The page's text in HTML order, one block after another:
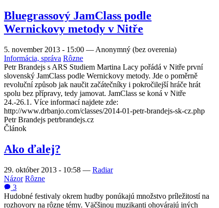
Bluegrassový JamClass podle
Wernickovy metody v Nitře
5. november 2013 - 15:00 — Anonymný (bez overenia)
Informácia, správa Rôzne
Petr Brandejs s ARS Studiem Martina Lacy pořádá v Nitře první
slovenský JamClass podle Wernickovy metody. Jde o poměrně
revoluční způsob jak naučit začátečníky i pokročilejší hráče hrát
spolu bez přípravy, tedy jamovat. JamClass se koná v Nitře
24.-26.1. Více informací najdete zde:
http://www.drbanjo.com/classes/2014-01-petr-brandejs-sk-cz.php
Petr Brandejs petrbrandejs.cz
Článok
Ako ďalej?
29. október 2013 - 10:58 — Radiar
Názor Rôzne
3
Hudobné festivaly okrem hudby ponúkajú množstvo príležitostí na
rozhovory na rôzne témy. Väčšinou muzikanti ohovárajú iných